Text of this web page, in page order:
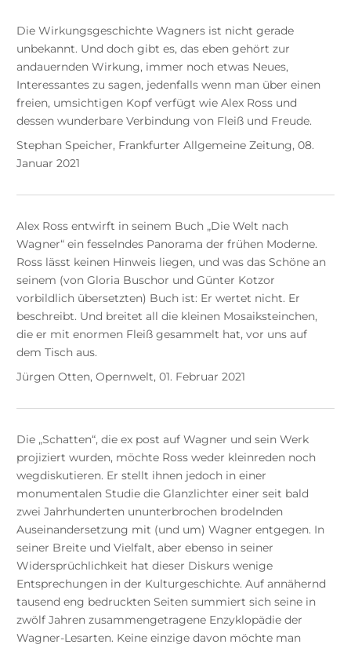
Die Wirkungsgeschichte Wagners ist nicht gerade
unbekannt. Und doch gibt es, das eben gehört zur
andauernden Wirkung, immer noch etwas Neues,
Interessantes zu sagen, jedenfalls wenn man über einen
freien, umsichtigen Kopf verfügt wie Alex Ross und
dessen wunderbare Verbindung von Fleiß und Freude.
Stephan Speicher, Frankfurter Allgemeine Zeitung, 08.
Januar 2021
Alex Ross entwirft in seinem Buch „Die Welt nach
Wagner“ ein fesselndes Panorama der frühen Moderne.
Ross lässt keinen Hinweis liegen, und was das Schöne an
seinem (von Gloria Buschor und Günter Kotzor
vorbildlich übersetzten) Buch ist: Er wertet nicht. Er
beschreibt. Und breitet all die kleinen Mosaiksteinchen,
die er mit enormen Fleiß gesammelt hat, vor uns auf
dem Tisch aus.
Jürgen Otten, Opernwelt, 01. Februar 2021
Die „Schatten“, die ex post auf Wagner und sein Werk
projiziert wurden, möchte Ross weder kleinreden noch
wegdiskutieren. Er stellt ihnen jedoch in einer
monumentalen Studie die Glanzlichter einer seit bald
zwei Jahrhunderten ununterbrochen brodelnden
Auseinandersetzung mit (und um) Wagner entgegen. In
seiner Breite und Vielfalt, aber ebenso in seiner
Widersprüchlichkeit hat dieser Diskurs wenige
Entsprechungen in der Kulturgeschichte. Auf annähernd
tausend eng bedruckten Seiten summiert sich seine in
zwölf Jahren zusammengetragene Enzyklopädie der
Wagner-Lesarten. Keine einzige davon möchte man